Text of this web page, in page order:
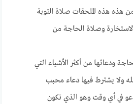
هذه هذه الملحقات صلاة التوبة
وصلاة الحاجة من
ودعائها من أكثر الأشياء التي
ولا يشترط فيها دعاء محبب
في أي وقت وهو الذي تكون